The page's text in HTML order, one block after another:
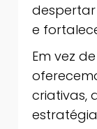
despertar
e
Em vez
criativas,